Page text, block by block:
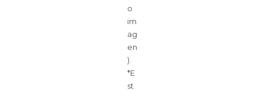
o
im
ag
en
).
*E
st